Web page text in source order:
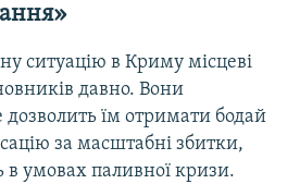
ситуацію в Криму місцеві
давно. Вони
дозволить їм отримати бодай
за масштабні збитки,
умовах паливної кризи.